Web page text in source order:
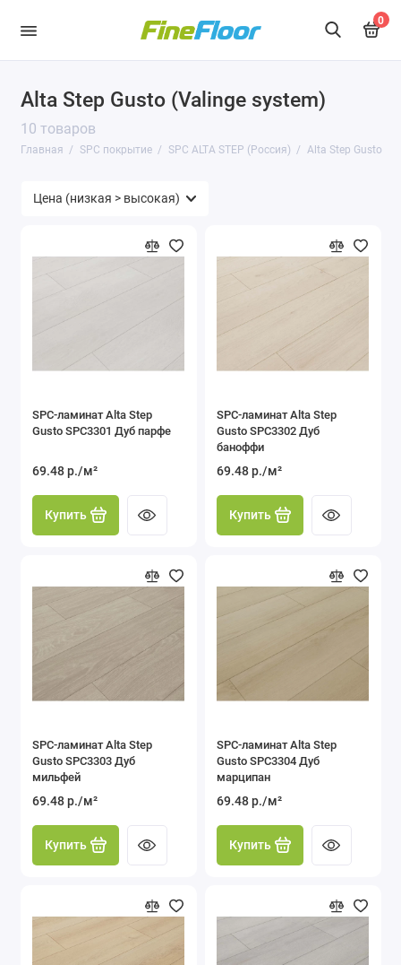
0
Alta Step Gusto (Valinge system)
10 товаров
Главная SPC покрытие SPC ALTA STEP (Россия) Alta Step Gusto
SPC-ламинат Alta Step
Gusto SPC3301 Дуб парфе
69.48 р./м²
Купить
SPC-ламинат Alta Step
Gusto SPC3302 Дуб
баноффи
69.48 р./м²
Купить
SPC-ламинат Alta Step
Gusto SPC3303 Дуб
мильфей
69.48 р./м²
Купить
SPC-ламинат Alta Step
Gusto SPC3304 Дуб
марципан
69.48 р./м²
Купить